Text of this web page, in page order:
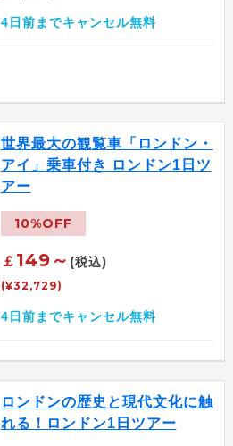
4日前までキャンセル無料
世界最大の観覧車「ロンドン・
アイ」乗車付き ロンドン1日ツ
アー
10%OFF
￡ 149～ (税込)
(¥32,729)
4日前までキャンセル無料
ロンドンの歴史と現代文化に触
れる！ロンドン1日ツアー